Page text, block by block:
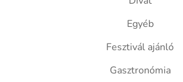
Egyéb
Fesztivál ajánló
Gasztronómia